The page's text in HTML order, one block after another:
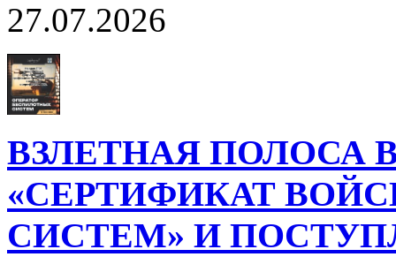
27.07.2026
ВЗЛЕТНАЯ ПОЛОСА
«СЕРТИФИКАТ
СИСТЕМ» И